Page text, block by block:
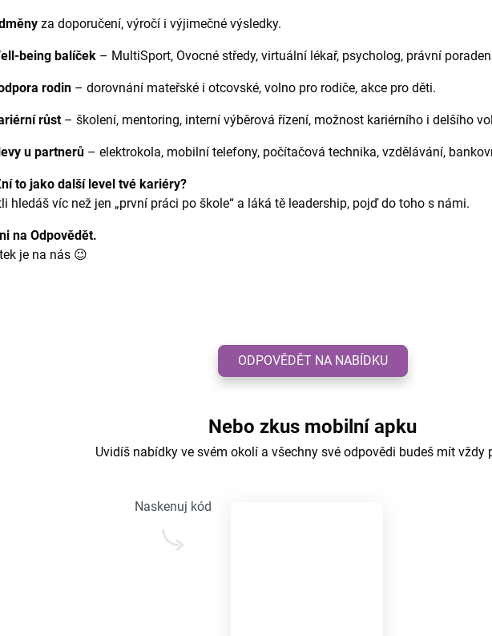
za doporučení, výročí i výjimečné výsledky.
being balíček – MultiSport, Ovocné středy, virtuální lékař, psycholog, právní
rodin – dorovnání mateřské i otcovské, volno pro rodiče, akce pro děti.
růst – školení, mentoring, interní výběrová řízení, možnost kariérního i delšího
u partnerů – elektrokola, mobilní telefony, počítačová technika, vzdělávání,
to jako další level tvé kariéry?
hledáš víc než jen „první práci po škole“ a láká tě leadership, pojď do toho s námi.
na Odpovědět.
je na nás 😉
ODPOVĚDĚT NA NABÍDKU
Nebo zkus mobilní apku
Uvidíš nabídky ve svém okolí a všechny své odpovědi budeš mít vždy
Naskenuj kód